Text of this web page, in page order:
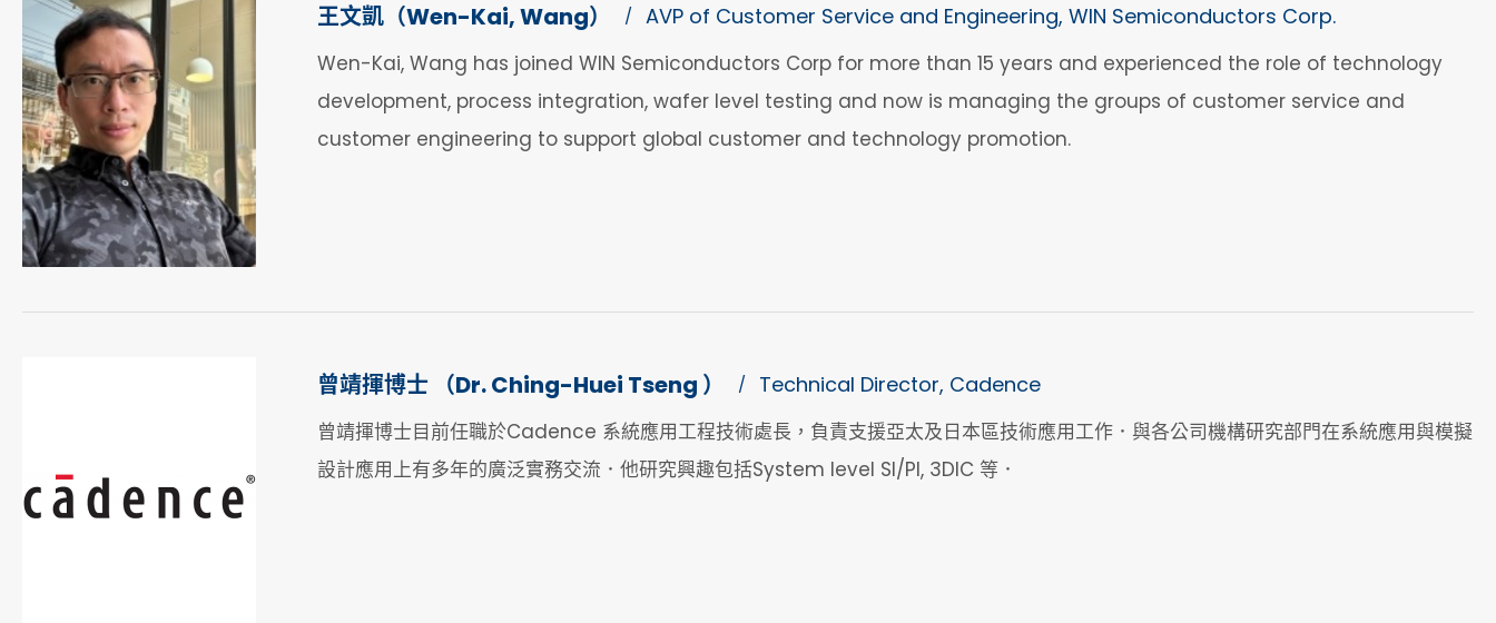
王文凱（Wen-Kai, Wang） / AVP of Customer Service and Engineering, WIN Semiconductors Corp.
Wen-Kai, Wang has joined WIN Semiconductors Corp for more than 15 years and experienced the role of technology
development, process integration, wafer level testing and now is managing the groups of customer service and
customer engineering to support global customer and technology promotion.
曾靖揮博士 （Dr. Ching-Huei Tseng ） / Technical Director, Cadence
曾靖揮博士目前任職於Cadence 系統應用工程技術處長，負責支援亞太及日本區技術應用工作．與各公司機構研究部門在系統應用與模擬
設計應用上有多年的廣泛實務交流．他研究興趣包括System level SI/PI, 3DIC 等．